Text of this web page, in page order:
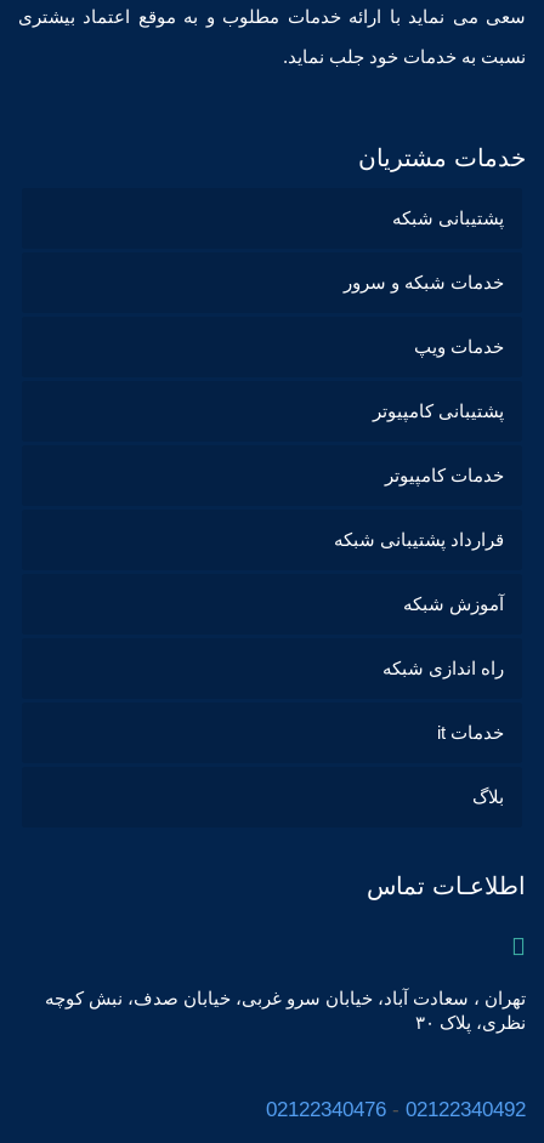
سعی می نماید با ارائه خدمات مطلوب و به موقع اعتماد بیشتری
نسبت به خدمات خود جلب نماید.
خدمات مشتریان
پشتیبانی شبکه
خدمات شبکه و سرور
خدمات ویپ
پشتیبانی کامپیوتر
خدمات کامپیوتر
قرارداد پشتیبانی شبکه
آموزش شبکه
راه اندازی شبکه
خدمات it
بلاگ
اطلاعـات تماس
تهران ، سعادت آباد، خیابان سرو غربی، خیابان صدف، نبش کوچه
نظری، پلاک ٣٠
02122340492
-
02122340476